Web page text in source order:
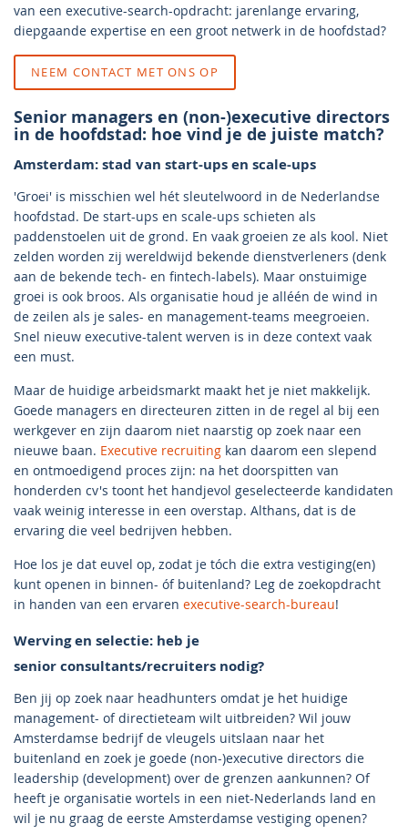
van een executive-search-opdracht: jarenlange ervaring,
diepgaande expertise en een groot netwerk in de hoofdstad?
NEEM CONTACT MET ONS OP
Senior managers en (non-)executive directors
in de hoofdstad: hoe vind je de juiste match?
Amsterdam: stad van start-ups en scale-ups
'Groei' is misschien wel hét sleutelwoord in de Nederlandse
hoofdstad. De start-ups en scale-ups schieten als
paddenstoelen uit de grond. En vaak groeien ze als kool. Niet
zelden worden zij wereldwijd bekende dienstverleners (denk
aan de bekende tech- en fintech-labels). Maar onstuimige
groei is ook broos. Als organisatie houd je alléén de wind in
de zeilen als je sales- en management-teams meegroeien.
Snel nieuw executive-talent werven is in deze context vaak
een must.
Maar de huidige arbeidsmarkt maakt het je niet makkelijk.
Goede managers en directeuren zitten in de regel al bij een
werkgever en zijn daarom niet naarstig op zoek naar een
nieuwe baan. Executive recruiting kan daarom een slepend
en ontmoedigend proces zijn: na het doorspitten van
honderden cv's toont het handjevol geselecteerde kandidaten
vaak weinig interesse in een overstap. Althans, dat is de
ervaring die veel bedrijven hebben.
Hoe los je dat euvel op, zodat je tóch die extra vestiging(en)
kunt openen in binnen- óf buitenland? Leg de zoekopdracht
in handen van een ervaren executive-search-bureau!
Werving en selectie: heb je
senior consultants/recruiters nodig?
Ben jij op zoek naar headhunters omdat je het huidige
management- of directieteam wilt uitbreiden? Wil jouw
Amsterdamse bedrijf de vleugels uitslaan naar het
buitenland en zoek je goede (non-)executive directors die
leadership (development) over de grenzen aankunnen? Of
heeft je organisatie wortels in een niet-Nederlands land en
wil je nu graag de eerste Amsterdamse vestiging openen?